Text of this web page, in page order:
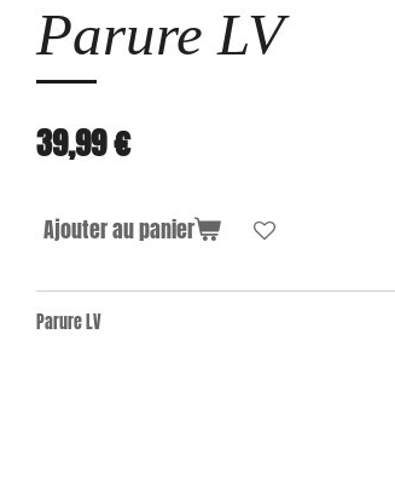
Parure LV
39,99 €
Ajouter au panier
Parure LV